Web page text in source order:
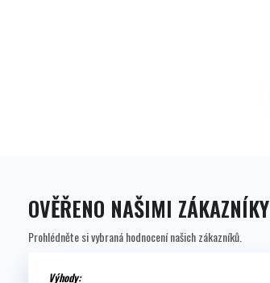
OVĚŘENO NAŠIMI ZÁKAZNÍKY
Prohlédněte si vybraná hodnocení našich zákazníků.
Výhody: